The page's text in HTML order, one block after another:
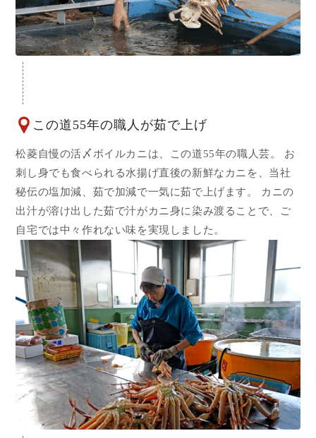
この道55年の職人が茹で上げ
松菱自慢の活〆ボイルカニは、この道55年の職人芸。 お
刺し身でも食べられる水揚げ直後の新鮮なカニを、当社
秘伝の塩加減、茹で加減で一気に茹で上げます。 カニの
出汁が溶け出した茹で汁がカニ身に染み渡ることで、ご
自宅では中々作れない味を実現しました。